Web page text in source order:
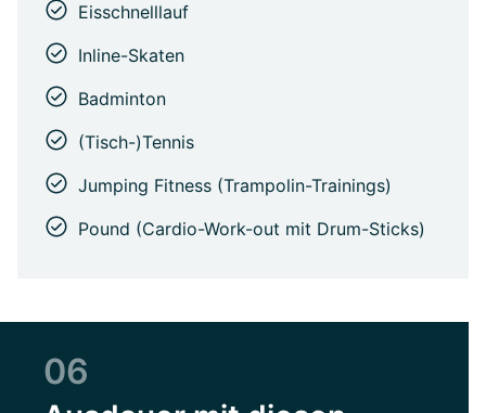
Eisschnelllauf
Inline-Skaten
Badminton
(Tisch-)Tennis
Jumping Fitness (Trampolin-Trainings)
Pound (Cardio-Work-out mit Drum-Sticks)
06